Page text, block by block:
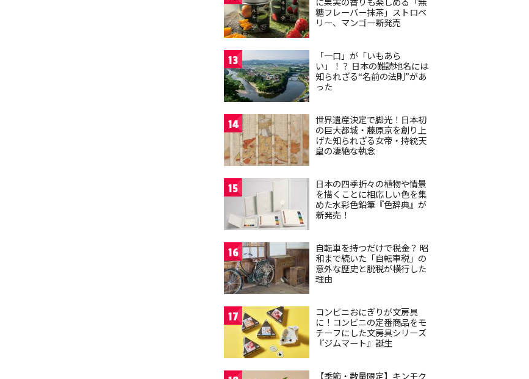
糖フレーバー抹茶」ストロベ
リー、マンゴー新発売
13
「一口」が「いもあら
い」！？ 日本の難読地名には
知られざる“名前の法則”があ
った
14
世界遺産決定で脚光！日本初
の巨大都城・藤原京を創り上
げた知られざる女帝・持統天
皇の凄絶な執念
15
日本の四季折々の植物や情景
を描くことに相応しい色を集
めた水彩色鉛筆『色辞典』が
新発売！
16
自転車を持つだけで税金？ 昭
和まで続いた「自転車税」の
意外な歴史と脱税が横行した
理由
17
コンビニおにぎりが文房具
に！コンビニの定番商品をモ
チーフにした文房具シリーズ
『ジムマート』誕生
【季節・数量限定】キンモク